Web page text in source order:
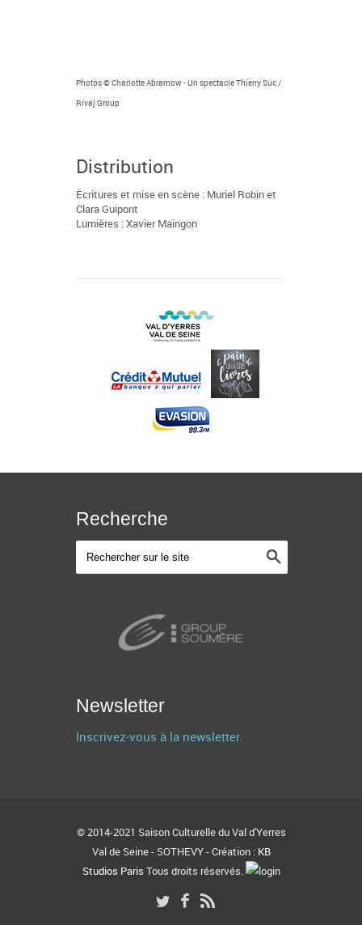
Photos © Charlotte Abramow - Un spectacle Thierry Suc /
Rivaj Group
Distribution
Écritures et mise en scène : Muriel Robin et
Clara Guipont
Lumières : Xavier Maingon
Recherche
Newsletter
Inscrivez-vous à la newsletter.
© 2014-2021 Saison Culturelle du Val d'Yerres
Val de Seine - SOTHEVY - Création : KB
Studios Paris Tous droits réservés.